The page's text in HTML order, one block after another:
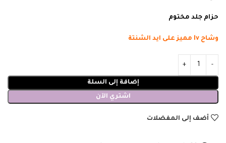
حزام جلد مختوم
وشاح lv مميز على ايد الشنتة
إضافة إلى السلة
اشتري الآن
أضف إلى المفضلات